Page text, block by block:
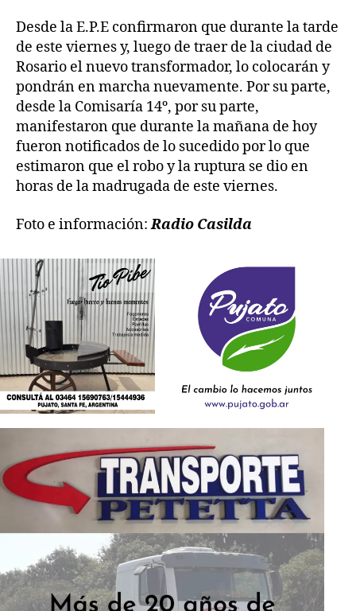
Desde la E.P.E confirmaron que durante la tarde
de este viernes y, luego de traer de la ciudad de
Rosario el nuevo transformador, lo colocarán y
pondrán en marcha nuevamente. Por su parte,
desde la Comisaría 14º, por su parte,
manifestaron que durante la mañana de hoy
fueron notificados de lo sucedido por lo que
estimaron que el robo y la ruptura se dio en
horas de la madrugada de este viernes.
Foto e información:Radio Casilda